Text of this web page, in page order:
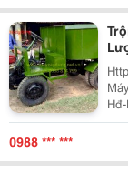
0988 *** ***